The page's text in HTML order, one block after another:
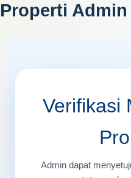
Skip
Properti Admin
Verifikasi
Admin dapat